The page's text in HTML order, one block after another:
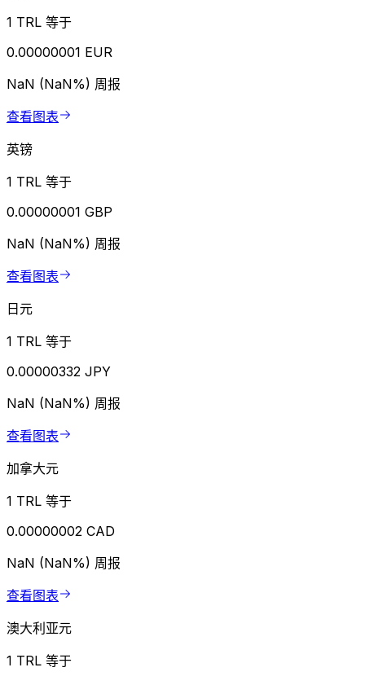
1 TRL 等于
0.00000001 EUR
NaN (NaN%) 周报
查看图表
英镑
1 TRL 等于
0.00000001 GBP
NaN (NaN%) 周报
查看图表
日元
1 TRL 等于
0.00000332 JPY
NaN (NaN%) 周报
查看图表
加拿大元
1 TRL 等于
0.00000002 CAD
NaN (NaN%) 周报
查看图表
澳大利亚元
1 TRL 等于